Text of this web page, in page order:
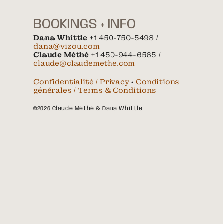
BOOKINGS + INFO
Dana Whittle +1 450-750-5498 /
dana@vizou.com
Claude Méthé +1 450-944-6565 /
claude@claudemethe.com
Confidentialité / Privacy•Conditions
générales / Terms & Conditions
©2026 Claude Méthé & Dana Whittle